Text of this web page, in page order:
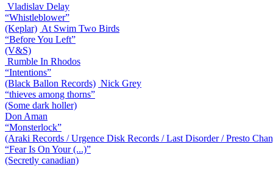
Vladislav Delay
“Whistleblower”
(Keplar) At Swim Two Birds
“Before You Left”
(V&S)
Rumble In Rhodos
“Intentions”
(Black Ballon Records) Nick Grey
“thieves among thorns”
(Some dark holler)
Don Aman
“Monsterlock”
(Araki Records / Urgence Disk Records / Last Disorder / Presto
“Fear Is On Your (...)”
(Secretly canadian)